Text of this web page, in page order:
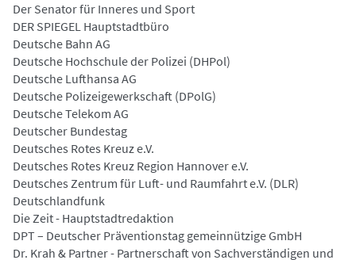
Der Senator für Inneres und Sport
DER SPIEGEL Hauptstadtbüro
Deutsche Bahn AG
Deutsche Hochschule der Polizei (DHPol)
Deutsche Lufthansa AG
Deutsche Polizeigewerkschaft (DPolG)
Deutsche Telekom AG
Deutscher Bundestag
Deutsches Rotes Kreuz e.V.
Deutsches Rotes Kreuz Region Hannover e.V.
Deutsches Zentrum für Luft- und Raumfahrt e.V. (DLR)
Deutschlandfunk
Die Zeit - Hauptstadtredaktion
DPT – Deutscher Präventionstag gemeinnützige GmbH
Dr. Krah & Partner - Partnerschaft von Sachverständigen und